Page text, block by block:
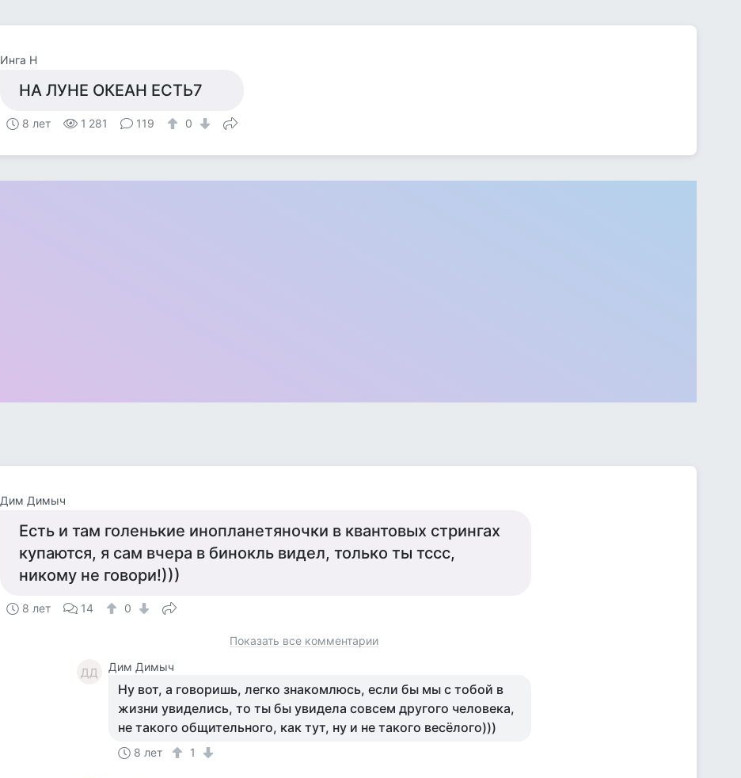
Инга Н
НА ЛУНЕ ОКЕАН ЕСТЬ7
8 лет 1 281 119 0
Дим Димыч
Есть и там голенькие инопланетяночки в квантовых стрингах
купаются, я сам вчера в бинокль видел, только ты тссс,
никому не говори!)))
8 лет 14 0
Показать все комментарии
ДД Дим Димыч
Ну вот, а говоришь, легко знакомлюсь, если бы мы с тобой в
жизни увиделись, то ты бы увидела совсем другого человека,
не такого общительного, как тут, ну и не такого весёлого)))
8 лет 1